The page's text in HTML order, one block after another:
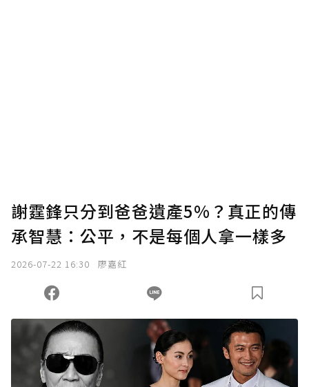
謝霆鋒只分到爸爸遺產5%？真正的傳
承智慧：公平，不是每個人拿一樣多
2026-07-22 16:30 廖嘉紅